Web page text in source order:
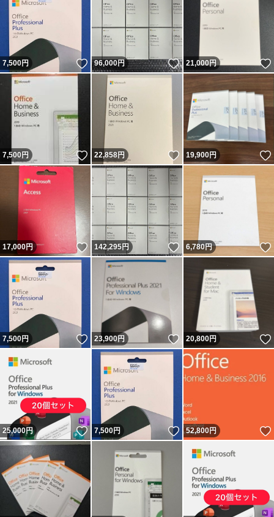
7,500円 いいね！
96,000円 いいね！
21,000円
7,500円 いいね！
22,858円 いいね！
19,900円
17,000円 いいね！
142,295円 いいね！
6,780円
7,500円 いいね！
23,900円 いいね！
20,800円
25,000円 いいね！
7,500円 いいね！
52,800円